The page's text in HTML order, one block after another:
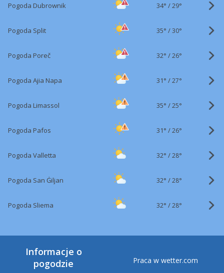
Pogoda Dubrownik 34° /29°
Pogoda Split 35° /30°
Pogoda Poreč 32° /26°
Pogoda Ajia Napa 31° /27°
Pogoda Limassol 35° /25°
Pogoda Pafos 31° /26°
Pogoda Valletta 32° /28°
Pogoda San Ġiljan 32° /28°
Pogoda Sliema 32° /28°
Informacje o
pogodzie
Praca w wetter.com